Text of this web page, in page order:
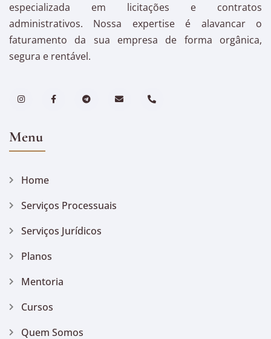
especializada em licitações e contratos
administrativos. Nossa expertise é alavancar o
faturamento da sua empresa de forma orgânica,
segura e rentável.
Menu
Home
Serviços Processuais
Serviços Jurídicos
Planos
Mentoria
Cursos
Quem Somos